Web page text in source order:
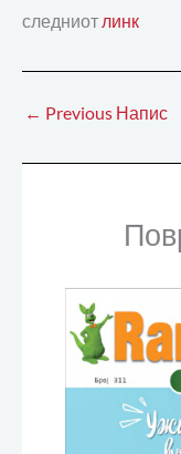
следниот линк
← Previous Напис